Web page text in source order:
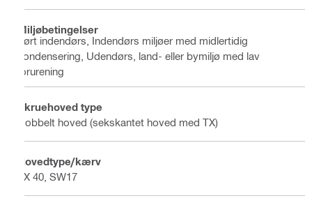
Miljøbetingelser
Tørt indendørs, Indendørs miljøer med midlertidig
kondensering, Udendørs, land- eller bymiljø med lav
forurening
Skruehoved type
Dobbelt hoved (sekskantet hoved med TX)
Hovedtype/kærv
TX 40, SW17